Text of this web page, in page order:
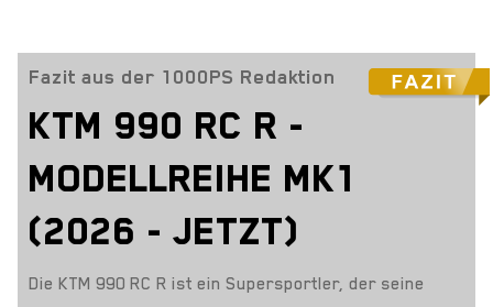
Fazit aus der 1000PS Redaktion
KTM 990 RC R -
MODELLREIHE MK1
(2026 - JETZT)
Die KTM 990 RC R ist ein Supersportler, der seine